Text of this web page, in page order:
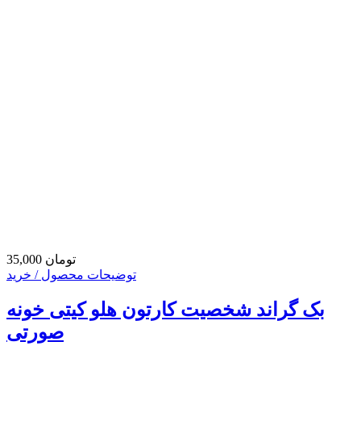
35,000 تومان
توضیحات محصول / خرید
بک گراند شخصیت کارتون هلو کیتی خونه
صورتی